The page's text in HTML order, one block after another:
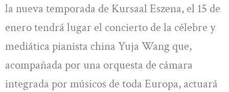
la nueva temporada de Kursaal Eszena, el 15 de
enero tendrá lugar el concierto de la célebre y
mediática pianista china Yuja Wang que,
acompañada por una orquesta de cámara
integrada por músicos de toda Europa, actuará